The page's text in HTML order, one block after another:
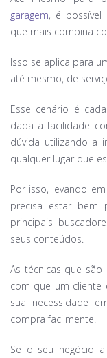
garagem, é possível
que mais combina
Isso se aplica para
até mesmo, de
Esse cenário é
dada a facilidade
dúvida utilizando a
qualquer lugar que
Por isso, levando
precisa estar bem
principais
seus conteúdos.
As técnicas que
com que um cliente
sua necessidade
compra facilmente.
Se o seu negócio